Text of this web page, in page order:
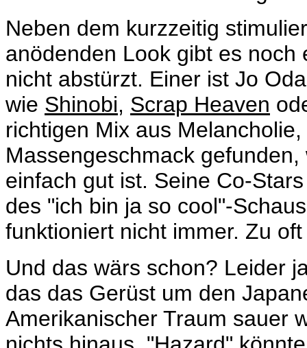
Neben dem kurzzeitig
anödenden Look gibt es
nicht abstürzt. Einer ist Jo
wie Shinobi, Scrap Heaven
richtigen Mix aus
Massengeschmack
einfach gut ist. Seine Co-
des "ich bin ja so cool"-
funktioniert nicht immer. Zu
Und das wärs schon? Leider
das das Gerüst um den
Amerikanischer Traum sauer